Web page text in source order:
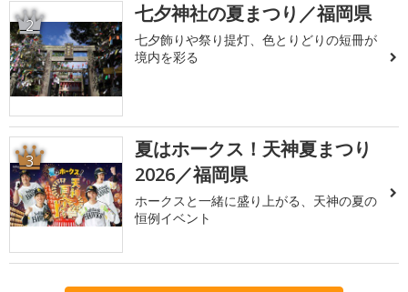
2 七夕神社の夏まつり／福岡県
七夕飾りや祭り提灯、色とりどりの短冊が
境内を彩る
3
夏はホークス！天神夏まつり
2026／福岡県
ホークスと一緒に盛り上がる、天神の夏の
恒例イベント